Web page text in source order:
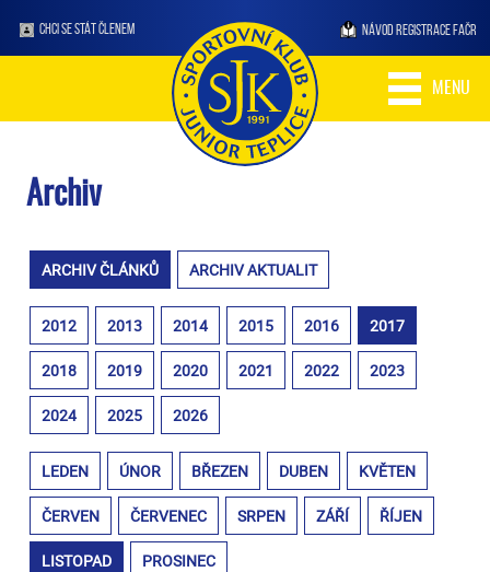
CHCI SE STÁT ČLENEM NÁVOD REGISTRACE FAČR
MENU
Archiv
ARCHIV ČLÁNKŮ ARCHIV AKTUALIT
2012 2013 2014 2015 2016 2017
2018 2019 2020 2021 2022 2023
2024 2025 2026
LEDEN ÚNOR BŘEZEN DUBEN KVĚTEN
ČERVEN ČERVENEC SRPEN ZÁŘÍ ŘÍJEN
LISTOPAD PROSINEC